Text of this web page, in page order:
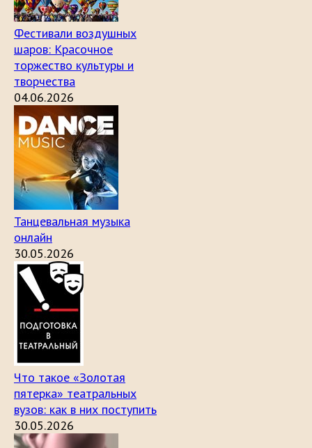
Фестивали воздушных
шаров: Красочное
торжество культуры и
творчества
04.06.2026
Танцевальная музыка
онлайн
30.05.2026
Что такое «Золотая
пятерка» театральных
вузов: как в них поступить
30.05.2026